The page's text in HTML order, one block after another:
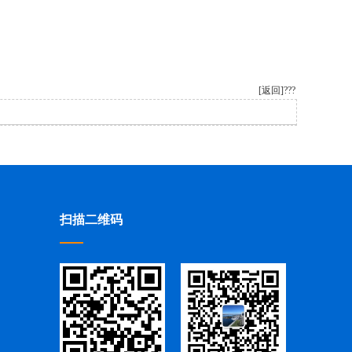
[返回]???
扫描二维码